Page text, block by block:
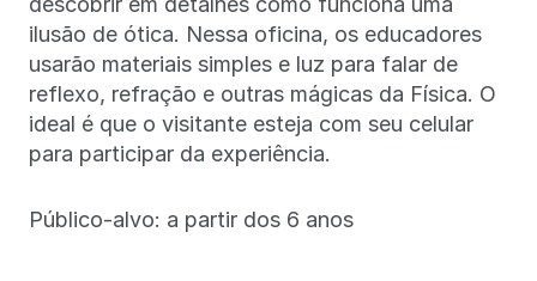
ilusão de ótica. Nessa oficina, os educadores
usarão materiais simples e luz para falar de
reflexo, refração e outras mágicas da Física. O
ideal é que o visitante esteja com seu celular
para participar da experiência.
Público-alvo: a partir dos 6 anos